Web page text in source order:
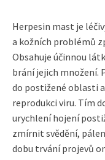
Herpesin mast je
a kožních problémů
Obsahuje účinnou
brání jejich množení.
do postižené oblasti
reprodukci viru. Tím
urychlení hojení
zmírnit svědění,
dobu trvání projevů